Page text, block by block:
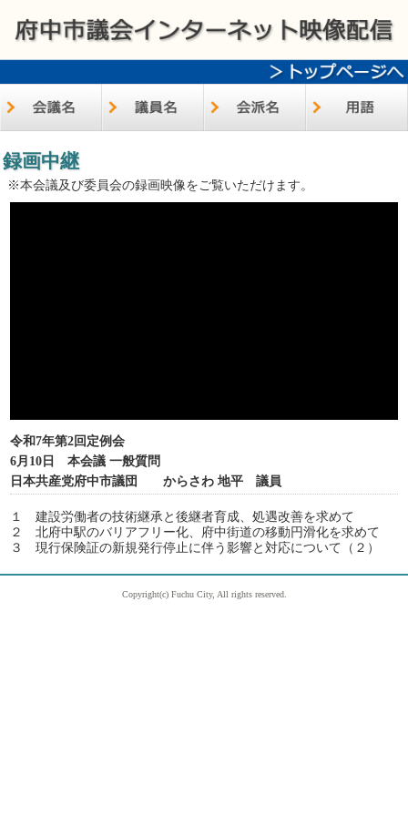
録画中継
※本会議及び委員会の録画映像をご覧いただけます。
令和7年第2回定例会
6月10日 本会議 一般質問
日本共産党府中市議団 からさわ 地平 議員
１ 建設労働者の技術継承と後継者育成、処遇改善を求めて
２ 北府中駅のバリアフリー化、府中街道の移動円滑化を求めて
３ 現行保険証の新規発行停止に伴う影響と対応について（２）
Copyright(c) Fuchu City, All rights reserved.